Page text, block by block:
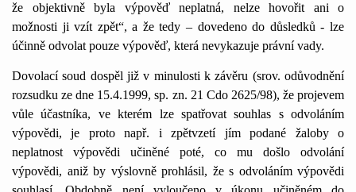
že objektivně byla výpověď neplatná, nelze hovořit ani o
možnosti ji vzít zpět“, a že tedy – dovedeno do důsledků - lze
účinně odvolat pouze výpověď, která nevykazuje právní vady.
Dovolací soud dospěl již v minulosti k závěru (srov. odůvodnění
rozsudku ze dne 15.4.1999, sp. zn. 21 Cdo 2625/98), že projevem
vůle účastníka, ve kterém lze spatřovat souhlas s odvoláním
výpovědi, je proto např. i zpětvzetí jím podané žaloby o
neplatnost výpovědi učiněné poté, co mu došlo odvolání
výpovědi, aniž by výslovně prohlásil, že s odvoláním výpovědi